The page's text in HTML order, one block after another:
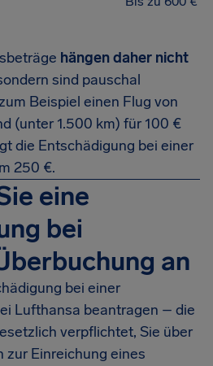
hängen daher nicht
sind pauschal
Beispiel einen Flug von
(unter 1.500 km) für 100 €
die Entschädigung bei einer
250 €.
eine
bei
an
bei einer
Lufthansa beantragen – die
verpflichtet, Sie über
zur Einreichung eines